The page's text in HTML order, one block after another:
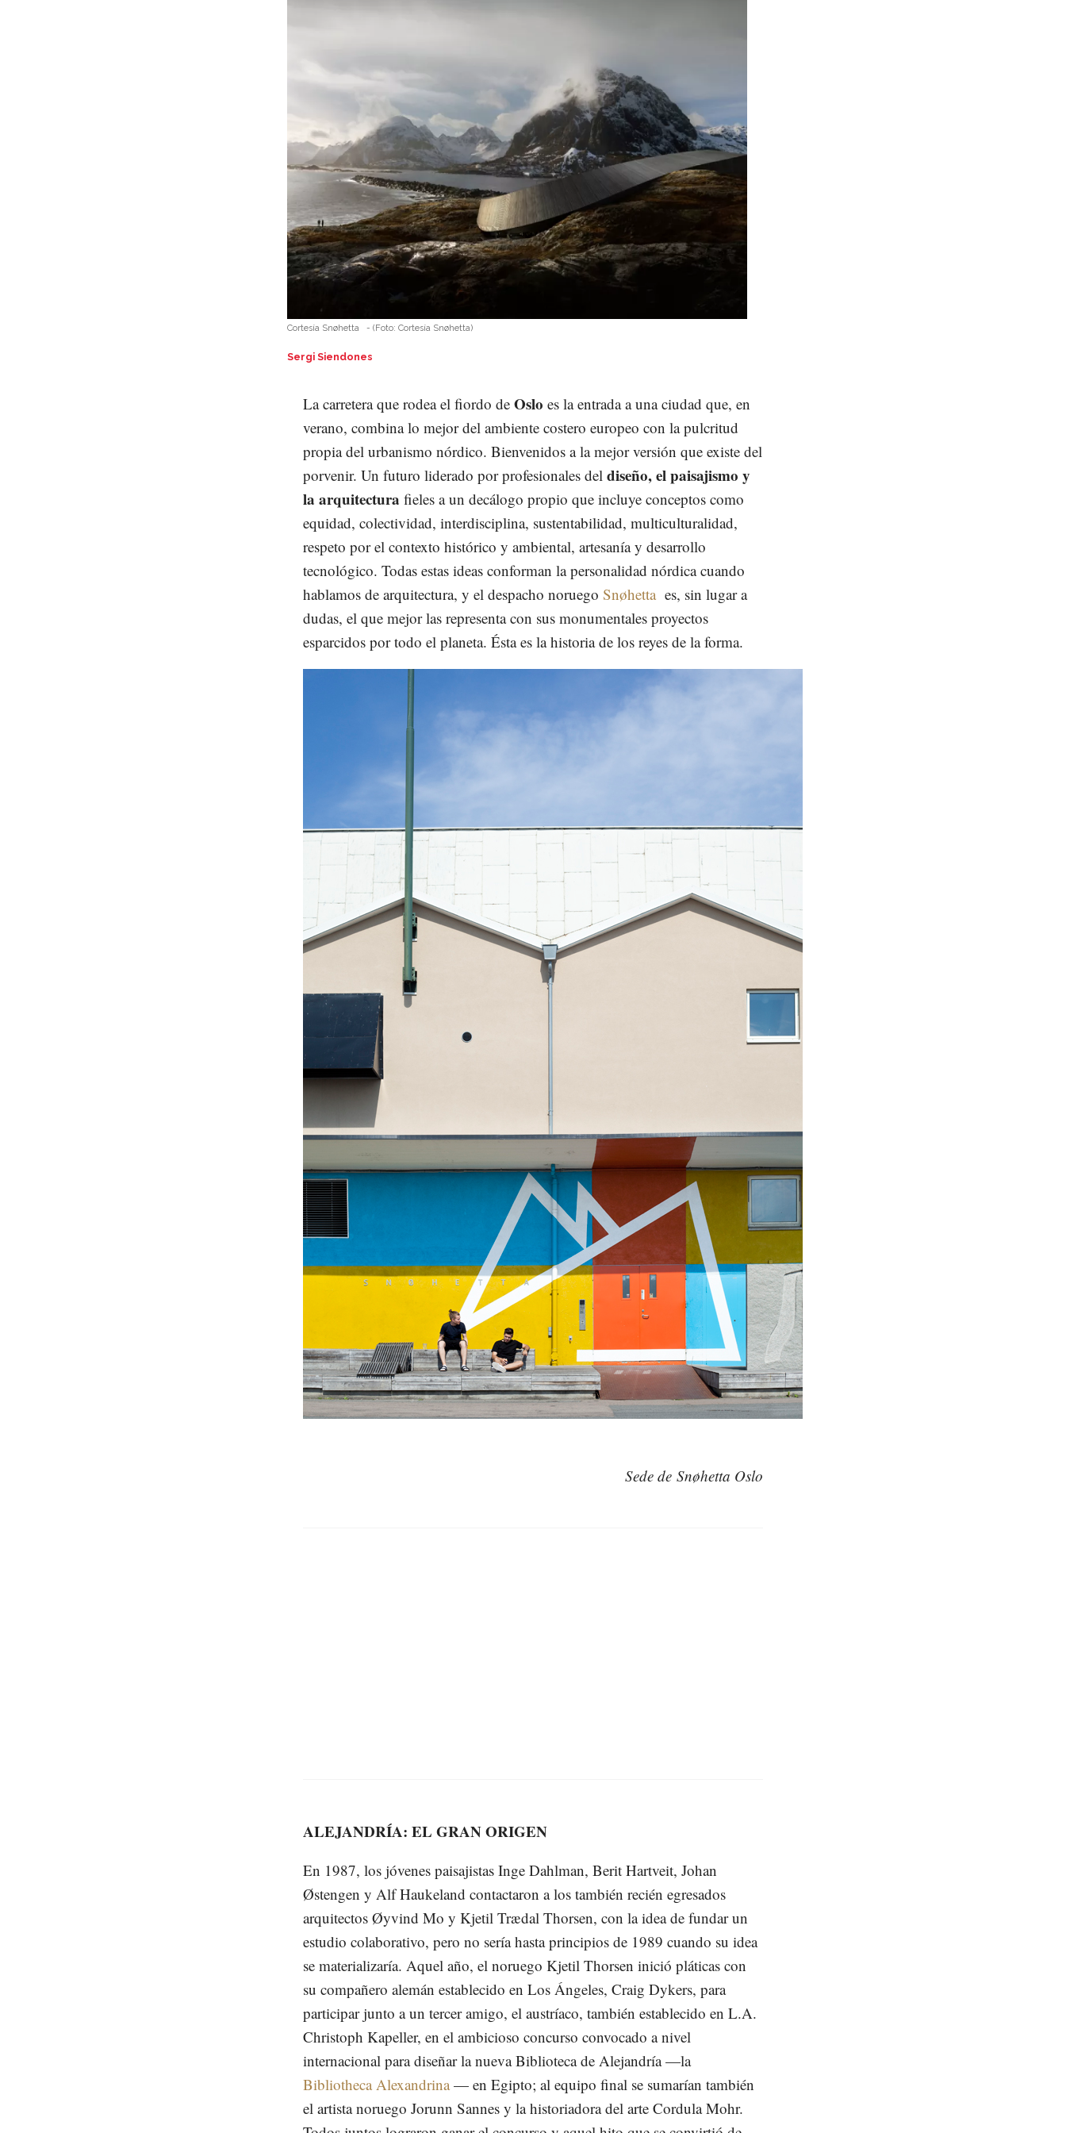
Cortesía Snøhetta - (Foto: Cortesía Snøhetta)
Sergi Siendones
La carretera que rodea el fiordo de Oslo es la entrada a una ciudad que, en
verano, combina lo mejor del ambiente costero europeo con la pulcritud
propia del urbanismo nórdico. Bienvenidos a la mejor versión que existe del
porvenir. Un futuro liderado por profesionales del diseño, el paisajismo y
la arquitectura fieles a un decálogo propio que incluye conceptos como
equidad, colectividad, interdisciplina, sustentabilidad, multiculturalidad,
respeto por el contexto histórico y ambiental, artesanía y desarrollo
tecnológico. Todas estas ideas conforman la personalidad nórdica cuando
hablamos de arquitectura, y el despacho noruego Snøhetta es, sin lugar a
dudas, el que mejor las representa con sus monumentales proyectos
esparcidos por todo el planeta. Ésta es la historia de los reyes de la forma.
Sede de Snøhetta Oslo
ALEJANDRÍA: EL GRAN ORIGEN
En 1987, los jóvenes paisajistas Inge Dahlman, Berit Hartveit, Johan
Østengen y Alf Haukeland contactaron a los también recién egresados
arquitectos Øyvind Mo y Kjetil Trædal Thorsen, con la idea de fundar un
estudio colaborativo, pero no sería hasta principios de 1989 cuando su idea
se materializaría. Aquel año, el noruego Kjetil Thorsen inició pláticas con
su compañero alemán establecido en Los Ángeles, Craig Dykers, para
participar junto a un tercer amigo, el austríaco, también establecido en L.A.
Christoph Kapeller, en el ambicioso concurso convocado a nivel
internacional para diseñar la nueva Biblioteca de Alejandría —la
Bibliotheca Alexandrina — en Egipto; al equipo final se sumarían también
el artista noruego Jorunn Sannes y la historiadora del arte Cordula Mohr.